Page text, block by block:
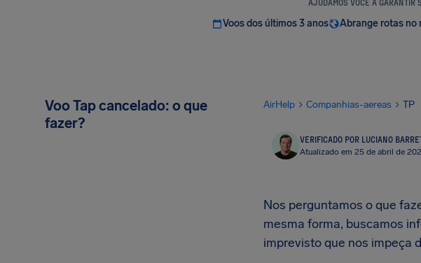
AJUDAMOS VOCÊ A GARANTIR
Voos dos últimos 3 anos Abrange rotas no
Voo Tap cancelado: o que
fazer?
AirHelp Companhias-aereas TP
VERIFICADO POR LUCIANO
Atualizado em 25 de abril de
Nos perguntamos o que
mesma forma, buscamos
imprevisto que nos impeça